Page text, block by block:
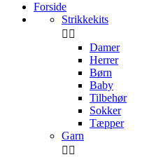
Forside
Strikkekits
 
Damer
Herrer
Børn
Baby
Tilbehør
Sokker
Tæpper
Garn
 